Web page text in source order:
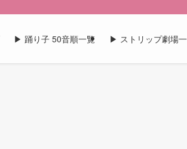
▶︎ 踊り子 50音順一覧 ▶︎ ストリップ劇場